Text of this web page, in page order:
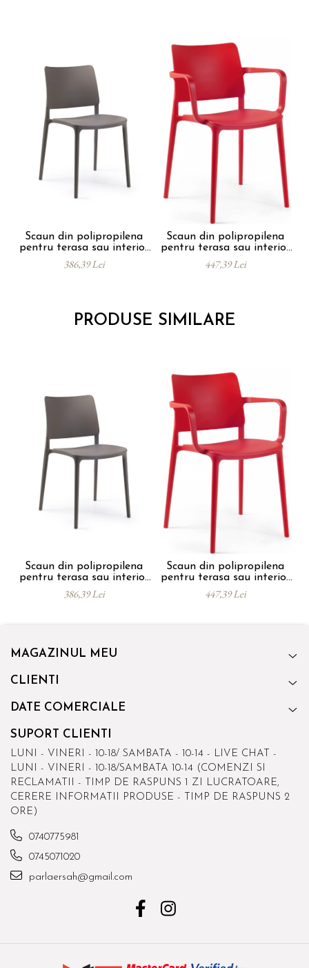
Scaun din polipropilena
pentru terasa sau interior
JOY
386,39 Lei
Scaun din polipropilena
pentru terasa sau interior
JOY ARM
447,39 Lei
PRODUSE SIMILARE
Scaun din polipropilena
pentru terasa sau interior
JOY
386,39 Lei
Scaun din polipropilena
pentru terasa sau interior
JOY ARM
447,39 Lei
MAGAZINUL MEU
CLIENTI
DATE COMERCIALE
SUPORT CLIENTI
LUNI - VINERI - 10-18/ SAMBATA - 10-14 - LIVE CHAT -
LUNI - VINERI - 10-18/SAMBATA 10-14 (COMENZI SI
RECLAMATII - TIMP DE RASPUNS 1 ZI LUCRATOARE,
CERERE INFORMATII PRODUSE - TIMP DE RASPUNS 2
ORE)
0740775981
0745071020
parlaersah@gmail.com